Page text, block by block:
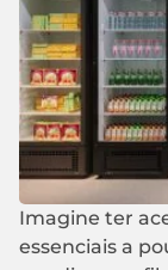
Imagine ter
essenciais a